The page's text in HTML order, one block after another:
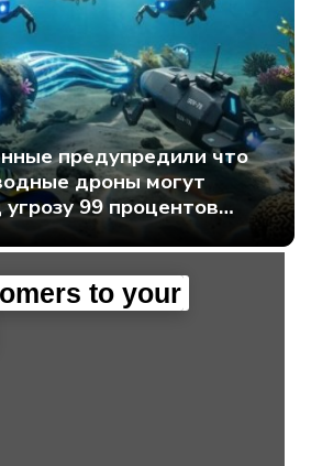
предупредили что
дроны могут
99 процентов
трафика - Интернет
to your